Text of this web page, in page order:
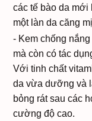
các tế bào da mới
một làn da căng
- Kem chống
mà còn có tác
Với tinh chất
da vừa dưỡng và
bỏng rát sau các
cường độ cao.